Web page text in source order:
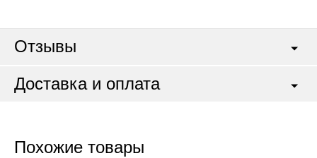
Отзывы
Доставка и оплата
Похожие товары